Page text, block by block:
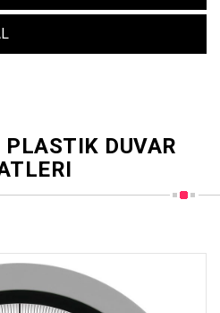
PLASTIK DUVAR